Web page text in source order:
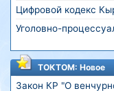
Цифровой кодекс
Уголовно-
ТОКТОМ: Новое
Закон КР "О